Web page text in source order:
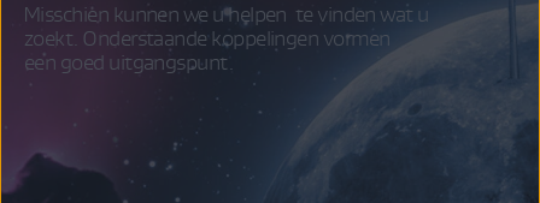
Misschien kunnen we u helpen te vinden wat u
zoekt. Onderstaande koppelingen vormen
een goed uitgangspunt.